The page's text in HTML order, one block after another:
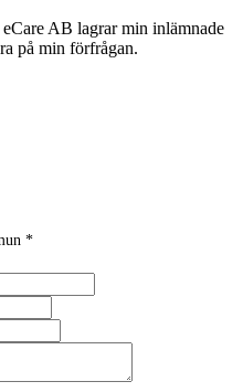
AB lagrar min inlämnade
på min förfrågan.
*